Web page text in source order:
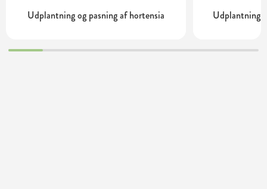
Udplantning og pasning af hortensia Udplantning